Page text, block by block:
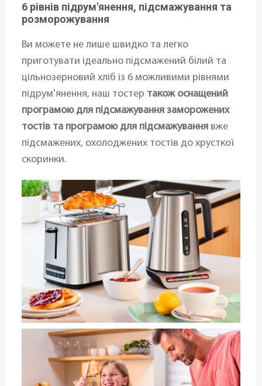
6 рівнів підрум'янення, підсмажування та
розморожування
Ви можете не лише швидко та легко
приготувати ідеально підсмажений білий та
цільнозерновий хліб із 6 можливими рівнями
підрум'янення, наш тостер також оснащений
програмою для підсмажування заморожених
тостів та програмою для підсмажування вже
підсмажених, охолоджених тостів до хрусткої
скоринки.